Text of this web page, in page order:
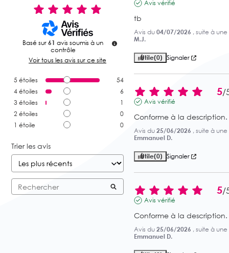
Basé sur 61 avis soumis à un
contrôle
Voir tous les avis sur ce site
5 étoiles
54
4 étoiles
6
3 étoiles
1
2 étoiles
0
1 étoile 0
Trier les avis
Avis vérifié
tb
Avis du 04/07/2026 , suite à
M.J.
Utile(0) Signaler
5/
Avis vérifié
Conforme à la description.
Avis du 25/06/2026 , suite à
Emmanuel D.
Utile(0) Signaler
5/
Avis vérifié
Conforme à la description.
Avis du 25/06/2026 , suite à
Emmanuel D.